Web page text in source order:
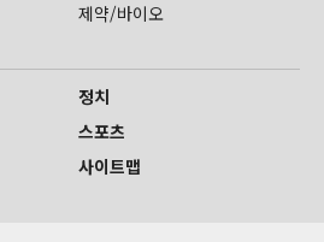
제약/바이오
정치
스포츠
사이트맵